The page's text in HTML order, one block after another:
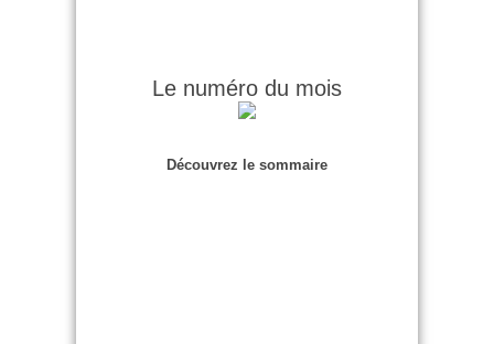
Le numéro du mois
Découvrez le sommaire